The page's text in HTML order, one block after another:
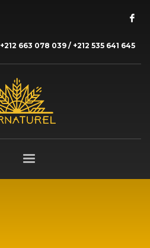
+212 663 078 039 / +212 535 641 645